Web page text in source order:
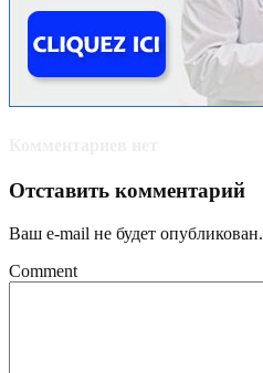
Отставить комментарий
Ваш e-mail не будет опубликован.
Comment